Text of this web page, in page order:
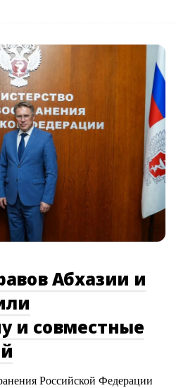
Абхазии и
и совместные
Российской Федерации